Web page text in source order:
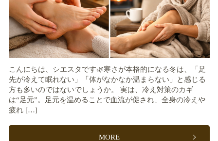
こんにちは、シエスタです🌿寒さが本格的になる冬は、「足
先が冷えて眠れない」「体がなかなか温まらない」と感じる
方も多いのではないでしょうか。 実は、冷え対策のカギ
は“足元”。足元を温めることで血流が促され、全身の冷えや
疲れ […]
MORE